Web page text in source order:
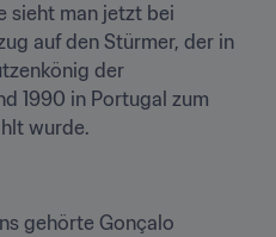
sieht man jetzt bei
auf den Stürmer, der in
der
1990 in Portugal zum
wurde.
gehörte Gonçalo